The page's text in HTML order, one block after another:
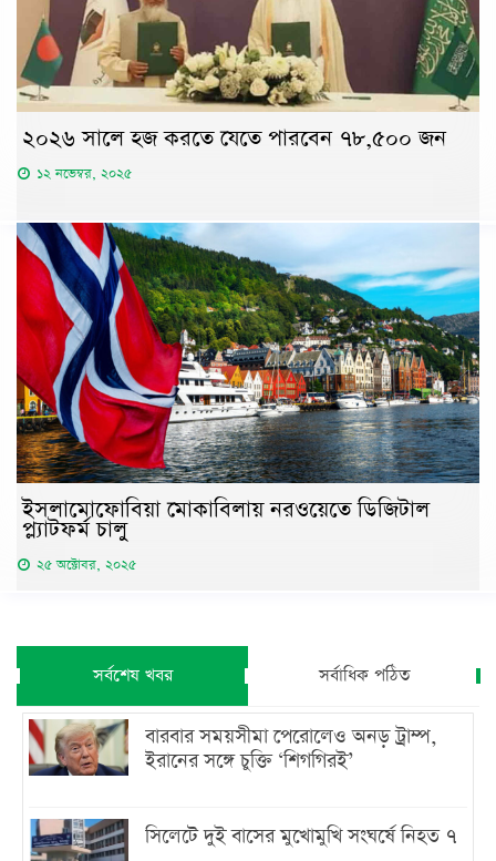
২০২৬ সালে হজ করতে যেতে পারবেন ৭৮,৫০০ জন
১২ নভেম্বর, ২০২৫
ইসলামোফোবিয়া মোকাবিলায় নরওয়েতে ডিজিটাল
প্ল্যাটফর্ম চালু
২৫ অক্টোবর, ২০২৫
সর্বশেষ খবর সর্বাধিক পঠিত
বারবার সময়সীমা পেরোলেও অনড় ট্রাম্প,
ইরানের সঙ্গে চুক্তি ‘শিগগিরই’
সিলেটে দুই বাসের মুখোমুখি সংঘর্ষে নিহত ৭